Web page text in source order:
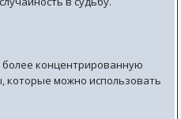
более концентрированную
которые можно использовать